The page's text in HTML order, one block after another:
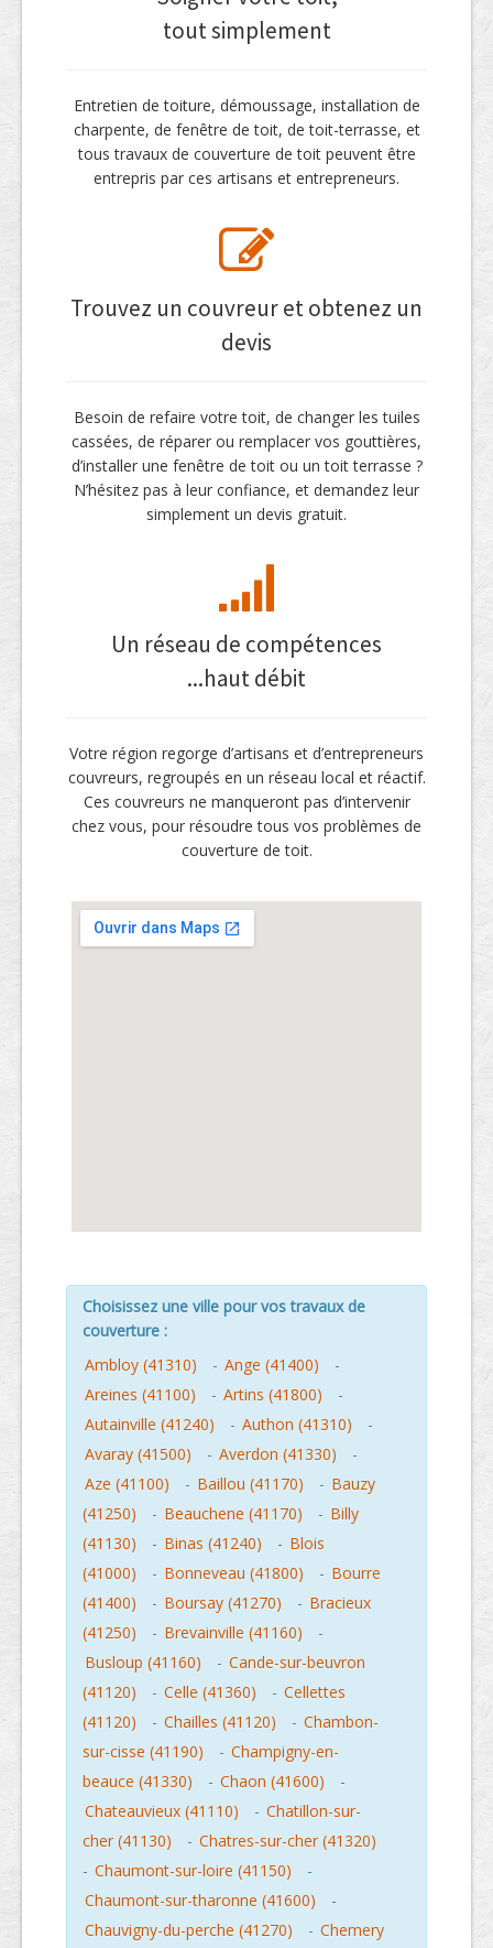
tout simplement
Entretien de toiture, démoussage, installation de
charpente, de fenêtre de toit, de toit-terrasse, et
tous travaux de couverture de toit peuvent être
entrepris par ces artisans et entrepreneurs.
Trouvez un couvreur et obtenez un
devis
Besoin de refaire votre toit, de changer les tuiles
cassées, de réparer ou remplacer vos gouttières,
d’installer une fenêtre de toit ou un toit terrasse ?
N’hésitez pas à leur confiance, et demandez leur
simplement un devis gratuit.
Un réseau de compétences
...haut débit
Votre région regorge d’artisans et d’entrepreneurs
couvreurs, regroupés en un réseau local et réactif.
Ces couvreurs ne manqueront pas d’intervenir
chez vous, pour résoudre tous vos problèmes de
couverture de toit.
Choisissez une ville pour vos travaux de
couverture :
Ambloy (41310)
- Ange (41400)
-
Areines (41100)
- Artins (41800)
-
Autainville (41240)
- Authon (41310)
-
Avaray (41500)
- Averdon (41330)
-
Aze (41100)
- Baillou (41170) - Bauzy
(41250)
- Beauchene (41170) - Billy
(41130)
- Binas (41240) - Blois
(41000)
- Bonneveau (41800) - Bourre
(41400)
- Boursay (41270) - Bracieux
(41250)
- Brevainville (41160)
-
Busloup (41160)
- Cande-sur-beuvron
(41120)
- Celle (41360) - Cellettes
(41120)
- Chailles (41120) - Chambon-
sur-cisse (41190)
- Champigny-en-
beauce (41330)
- Chaon (41600)
-
Chateauvieux (41110)
- Chatillon-sur-
cher (41130)
- Chatres-sur-cher (41320)
- Chaumont-sur-loire (41150)
-
Chaumont-sur-tharonne (41600)
-
Chauvigny-du-perche (41270)
- Chemery